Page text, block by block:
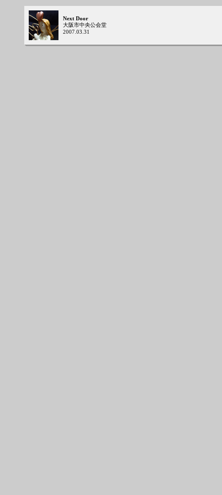
Next Door
大阪市中央公会堂
2007.03.31